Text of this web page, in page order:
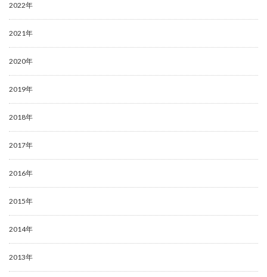
2022年
2021年
2020年
2019年
2018年
2017年
2016年
2015年
2014年
2013年